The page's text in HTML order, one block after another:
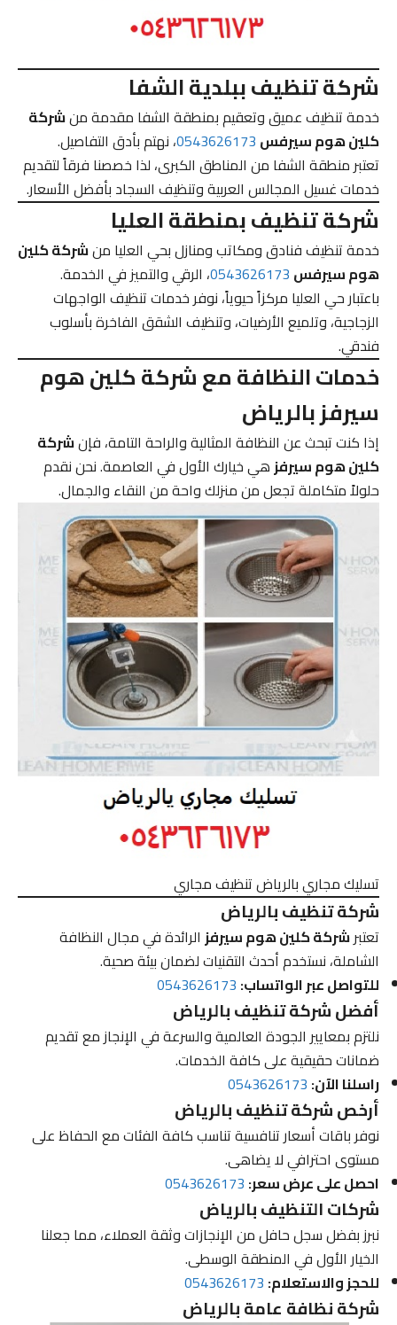
شركة تنظيف ببلدية الشفا
خدمة تنظيف عميق وتعقيم بمنطقة الشفا مقدمة منشركة
كلين هوم سيرفس0543626173، نهتم بأدق التفاصيل.
تعتبر منطقة الشفا من المناطق الكبرى، لذا خصصنا فرقاً لتقديم
خدمات غسيل المجالس العربية وتنظيف السجاد بأفضل الأسعار.
شركة تنظيف بمنطقة العليا
خدمة تنظيف فنادق ومكاتب ومنازل بحي العليا منشركة كلين
هوم سيرفس0543626173، الرقي والتميز في الخدمة.
باعتبار حي العليا مركزاً حيوياً، نوفر خدمات تنظيف الواجهات
الزجاجية، وتلميع الأرضيات، وتنظيف الشقق الفاخرة بأسلوب
فندقي.
خدمات النظافة مع شركة كلين هوم
سيرفز بالرياض
إذا كنت تبحث عن النظافة المثالية والراحة التامة، فإنشركة
كلين هوم سيرفزهي خيارك الأول في العاصمة. نحن نقدم
حلولاً متكاملة تجعل من منزلك واحة من النقاء والجمال.
تسليك مجاري بالرياض تنظيف مجاري
شركة تنظيف بالرياض
تعتبرشركة كلين هوم سيرفزالرائدة في مجال النظافة
الشاملة، نستخدم أحدث التقنيات لضمان بيئة صحية.
للتواصل عبر الواتساب:0543626173
أفضل شركة تنظيف بالرياض
نلتزم بمعايير الجودة العالمية والسرعة في الإنجاز مع تقديم
ضمانات حقيقية على كافة الخدمات.
راسلنا الآن:0543626173
أرخص شركة تنظيف بالرياض
نوفر باقات أسعار تنافسية تناسب كافة الفئات مع الحفاظ على
مستوى احترافي لا يضاهى.
احصل على عرض سعر:0543626173
شركات التنظيف بالرياض
نبرز بفضل سجل حافل من الإنجازات وثقة العملاء، مما جعلنا
الخيار الأول في المنطقة الوسطى.
للحجز والاستعلام: 0543626173
شركة نظافة عامة بالرياض